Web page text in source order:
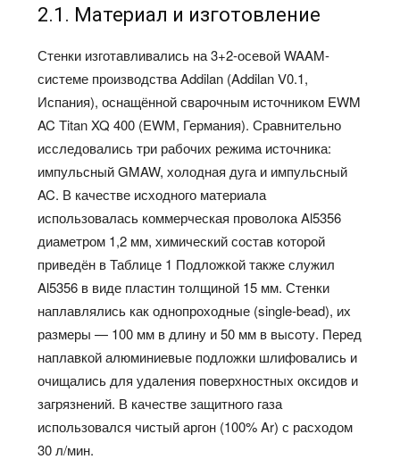
2.1. Материал и изготовление
Стенки изготавливались на 3+2-осевой WAAM-
системе производства Addilan (Addilan V0.1,
Испания), оснащённой сварочным источником EWM
AC Titan XQ 400 (EWM, Германия). Сравнительно
исследовались три рабочих режима источника:
импульсный GMAW, холодная дуга и импульсный
AC. В качестве исходного материала
использовалась коммерческая проволока Al5356
диаметром 1,2 мм, химический состав которой
приведён в Таблице 1 Подложкой также служил
Al5356 в виде пластин толщиной 15 мм. Стенки
наплавлялись как однопроходные (single-bead), их
размеры — 100 мм в длину и 50 мм в высоту. Перед
наплавкой алюминиевые подложки шлифовались и
очищались для удаления поверхностных оксидов и
загрязнений. В качестве защитного газа
использовался чистый аргон (100% Ar) с расходом
30 л/мин.